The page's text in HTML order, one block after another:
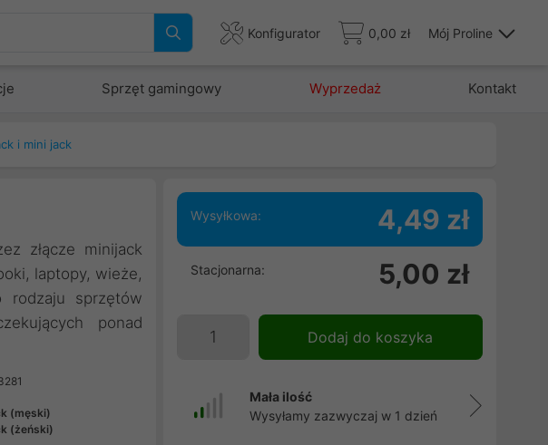
Konfigurator 0,00 zł Mój Proline
Sprzęt gamingowy Wyprzedaż Kontakt
i mini jack
złącze minijack
laptopy, wieże,
rodzaju sprzętów
ponad
(męski)
(żeński)
Wysyłkowa: 4,49 zł
Stacjonarna: 5,00 zł
Dodaj do koszyka
Mała ilość
Wysyłamy zazwyczaj w 1 dzień